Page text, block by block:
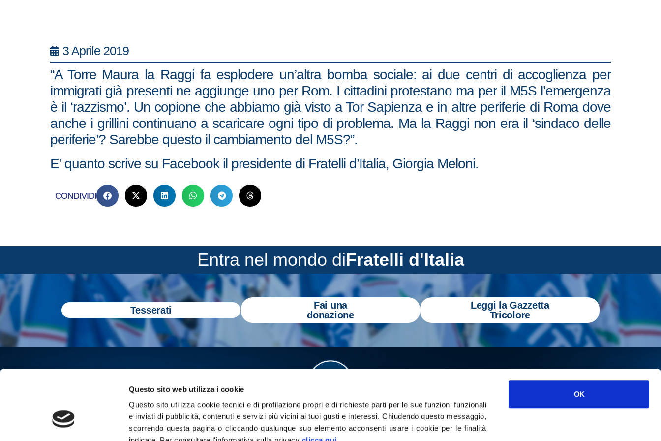
Questo sito web utilizza i cookie
Questo sito utilizza cookie tecnici e di profilazione propri e di richieste parti per le sue funzioni funzionali
e inviati di pubblicità, contenuti e servizi più vicini ai tuoi gusti e interessi.Chiudendo questo messaggio,
scorrendo questa pagina o cliccando qualunque suo elemento acconsenti usare i cookie per le finalità
OK
3 Aprile 2019
“A Torre Maura la Raggi fa esplodere un’altra bomba sociale: ai due centri di accoglienza per
immigrati già presenti ne aggiunge uno per Rom. I cittadini protestano ma per il M5S l’emergenza
è il ‘razzismo’. Un copione che abbiamo già visto a Tor Sapienza e in altre periferie di Roma dove
anche i grillini continuano a scaricare ogni tipo di problema. Ma la Raggi non era il ‘sindaco delle
periferie’? Sarebbe questo il cambiamento del M5S?”.
E’ quanto scrive su Facebook il presidente di Fratelli d’Italia, Giorgia Meloni.
CONDIVIDI
Entra nel mondo diFratelli d'Italia
Tesserati
Fai una
donazione
Leggi la Gazzetta
Tricolore